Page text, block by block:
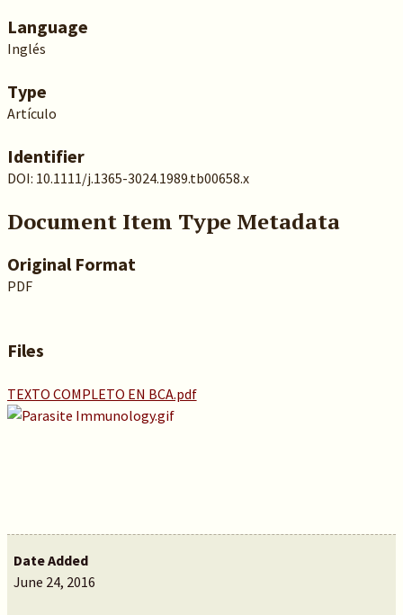
Language
Inglés
Type
Artículo
Identifier
DOI: 10.1111/j.1365-3024.1989.tb00658.x
Document Item Type Metadata
Original Format
PDF
Files
TEXTO COMPLETO EN BCA.pdf
Date Added
June 24, 2016